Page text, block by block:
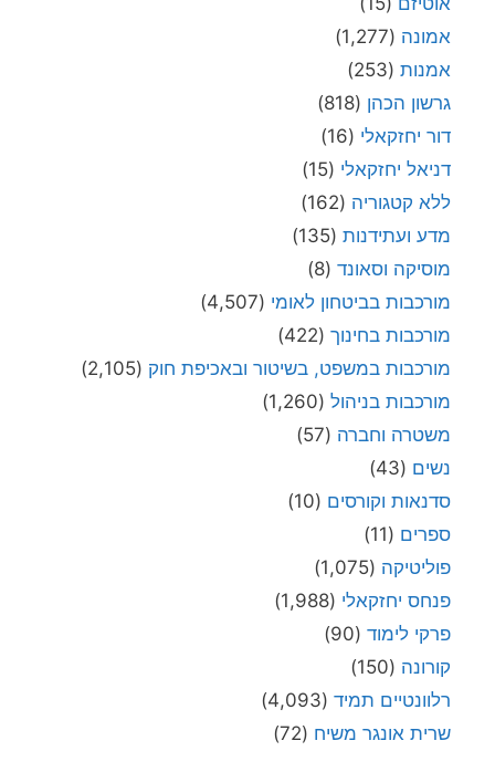
אמונה (1,277)
אמנות (253)
גרשון הכהן (818)
דור יחזקאלי (16)
דניאל יחזקאלי (15)
ללא קטגוריה (162)
מדע ועתידנות (135)
מוסיקה וסאונד (8)
מורכבות בביטחון לאומי (4,507)
מורכבות בחינוך (422)
מורכבות במשפט, בשיטור ובאכיפת חוק (2,105)
מורכבות בניהול (1,260)
משטרה וחברה (57)
נשים (43)
סדנאות וקורסים (10)
ספרים (11)
פוליטיקה (1,075)
פנחס יחזקאלי (1,988)
פרקי לימוד (90)
קורונה (150)
רלוונטיים תמיד (4,093)
שרית אונגר משיח (72)